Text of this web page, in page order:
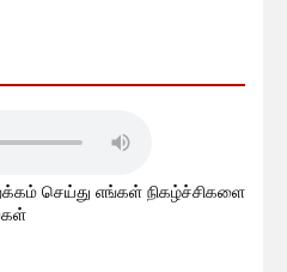
செய்து எங்கள் நிகழ்ச்சிகளை